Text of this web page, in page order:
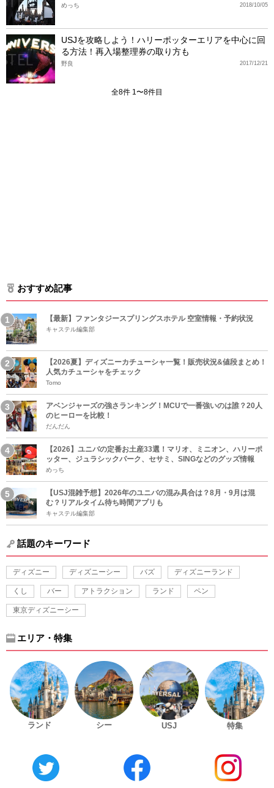
2018/10/05
めっち
USJを攻略しよう！ハリーポッターエリアを中心に回
る方法！再入場整理券の取り方も
2017/12/21
野良
全8件 1〜8件目
おすすめ記事
【最新】ファンタジースプリングスホテル 空室情報・予約状況
キャステル編集部
【2026夏】ディズニーカチューシャ一覧！販売状況&値段まとめ！
人気カチューシャをチェック
Tomo
アベンジャーズの強さランキング！MCUで一番強いのは誰？20人
のヒーローを比較！
だんだん
【2026】ユニバの定番お土産33選！マリオ、ミニオン、ハリーポ
ッター、ジュラシックパーク、セサミ、SINGなどのグッズ情報
めっち
【USJ混雑予想】2026年のユニバの混み具合は？8月・9月は混
む？リアルタイム待ち時間アプリも
キャステル編集部
話題のキーワード
ディズニー ディズニーシー バズ ディズニーランド
くし バー アトラクション ランド ペン
東京ディズニーシー
エリア・特集
ランド シー USJ 特集